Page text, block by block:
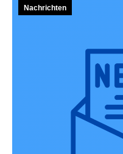
Nachrichten